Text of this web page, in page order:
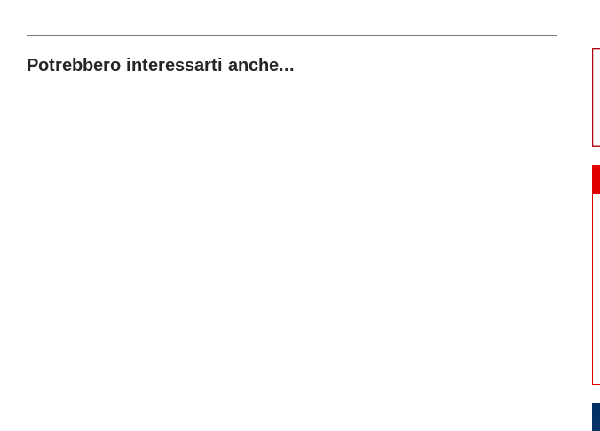
Potrebbero interessarti anche...